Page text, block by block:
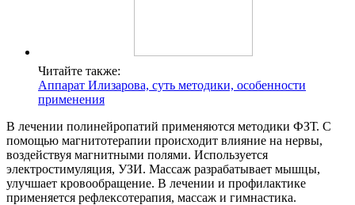
Читайте также:
Аппарат Илизарова, суть методики, особенности
применения
В лечении полинейропатий применяются методики ФЗТ. С
помощью магнитотерапии происходит влияние на нервы,
воздействуя магнитными полями. Используется
электростимуляция, УЗИ. Массаж разрабатывает мышцы,
улучшает кровообращение. В лечении и профилактике
применяется рефлексотерапия, массаж и гимнастика.